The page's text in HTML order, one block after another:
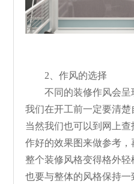
2、作风的选择
不同的装修作风会呈
我们在开工前一定要清楚
当然我们也可以到网上查
作好的效果图来做参考
整个装修风格变得格外
也要与整体的风格保持一